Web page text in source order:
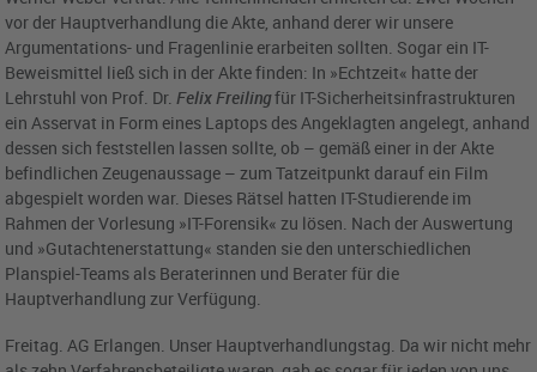
vor der Hauptverhandlung die Akte, anhand derer wir unsere
Argumentations- und Fragenlinie erarbeiten sollten. Sogar ein IT-
Beweismittel ließ sich in der Akte finden: In »Echtzeit« hatte der
Lehrstuhl von Prof. Dr. Felix Freilingfür IT-Sicherheitsinfrastrukturen
ein Asservat in Form eines Laptops des Angeklagten angelegt, anhand
dessen sich feststellen lassen sollte, ob – gemäß einer in der Akte
befindlichen Zeugenaussage – zum Tatzeitpunkt darauf ein Film
abgespielt worden war. Dieses Rätsel hatten IT-Studierende im
Rahmen der Vorlesung »IT-Forensik« zu lösen. Nach der Auswertung
und »Gutachtenerstattung« standen sie den unterschiedlichen
Planspiel-Teams als Beraterinnen und Berater für die
Hauptverhandlung zur Verfügung.
Freitag. AG Erlangen. Unser Hauptverhandlungstag. Da wir nicht mehr